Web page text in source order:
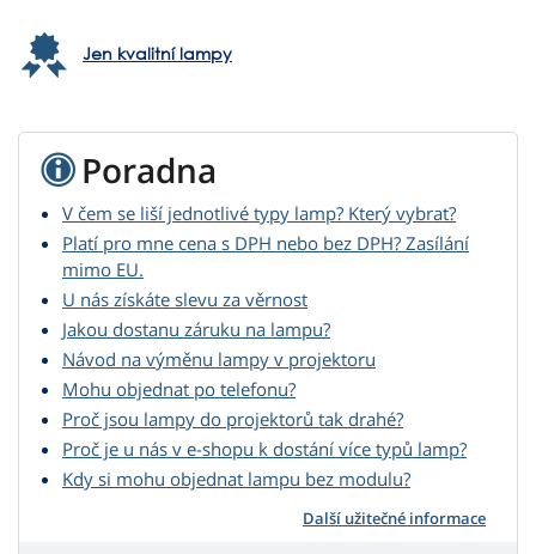
Jen kvalitní lampy
Poradna
V čem se liší jednotlivé typy lamp? Který vybrat?
Platí pro mne cena s DPH nebo bez DPH? Zasílání
mimo EU.
U nás získáte slevu za věrnost
Jakou dostanu záruku na lampu?
Návod na výměnu lampy v projektoru
Mohu objednat po telefonu?
Proč jsou lampy do projektorů tak drahé?
Proč je u nás v e-shopu k dostání více typů lamp?
Kdy si mohu objednat lampu bez modulu?
Další užitečné informace